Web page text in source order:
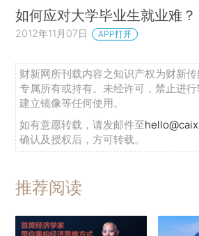
如何应对大学毕业生就业难？
2012年11月07日 APP打开
财新网所刊载内容之知识产权为财新
专属所有或持有。未经许可，禁止进
建立镜像等任何使用。
如有意愿转载，请发邮件至
确认及授权后，方可转载。
推荐阅读